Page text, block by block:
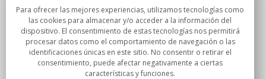
Sobre nosotros
Compromisos
Compras
Para ofrecer las mejores experiencias, utilizamos tecnologías como
las cookies para almacenar y/o acceder a la información del
dispositivo. El consentimiento de estas tecnologías nos permitirá
procesar datos como el comportamiento de navegación o las
identificaciones únicas en este sitio. No consentir o retirar el
consentimiento, puede afectar negativamente a ciertas
características y funciones.